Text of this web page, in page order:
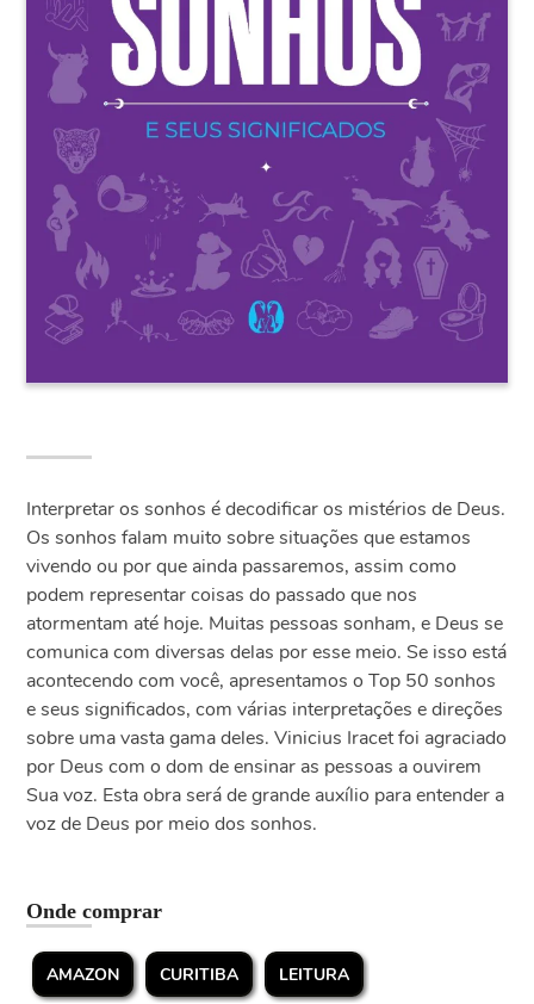
Interpretar os sonhos é decodificar os mistérios de Deus.
Os sonhos falam muito sobre situações que estamos
vivendo ou por que ainda passaremos, assim como
podem representar coisas do passado que nos
atormentam até hoje. Muitas pessoas sonham, e Deus se
comunica com diversas delas por esse meio. Se isso está
acontecendo com você, apresentamos o Top 50 sonhos
e seus significados, com várias interpretações e direções
sobre uma vasta gama deles. Vinicius Iracet foi agraciado
por Deus com o dom de ensinar as pessoas a ouvirem
Sua voz. Esta obra será de grande auxílio para entender a
voz de Deus por meio dos sonhos.
Onde comprar
AMAZON CURITIBA LEITURA